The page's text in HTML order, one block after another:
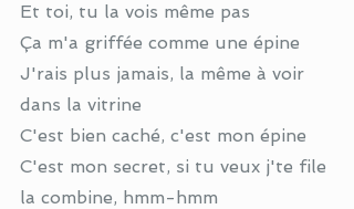
Et toi, tu la vois même pas
Ça m'a griffée comme une épine
J'rais plus jamais, la même à voir
dans la vitrine
C'est bien caché, c'est mon épine
C'est mon secret, si tu veux j'te file
la combine, hmm-hmm